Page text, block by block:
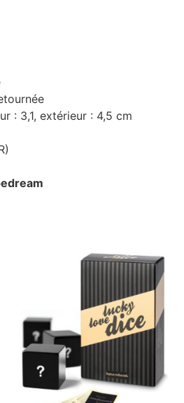
: 3,1, extérieur : 4,5 cm